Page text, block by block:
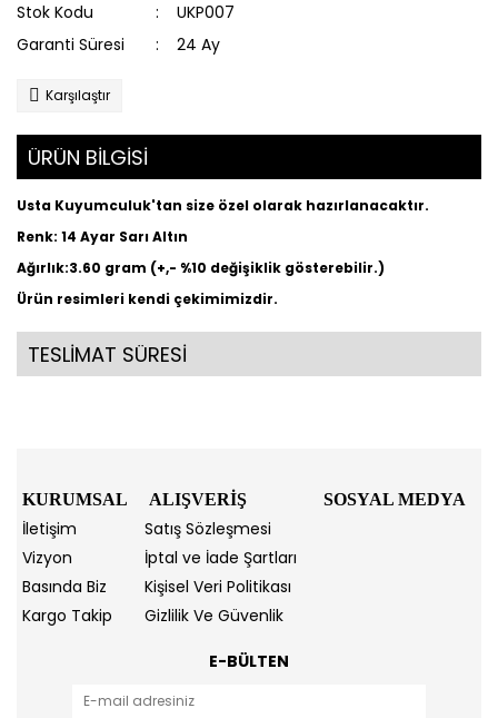
Stok Kodu
UKP007
Garanti Süresi
24 Ay
Karşılaştır
ÜRÜN BİLGİSİ
Usta Kuyumculuk'tan size özel olarak hazırlanacaktır.
Renk: 14 Ayar Sarı Altın
Ağırlık:3.60 gram (+,- %10 değişiklik gösterebilir.)
Ürün resimleri kendi çekimimizdir.
TESLİMAT SÜRESİ
KURUMSAL ALIŞVERİŞ SOSYAL MEDYA
İletişim
Satış Sözleşmesi
Vizyon
İptal ve İade Şartları
Basında Biz
Kişisel Veri Politikası
Kargo Takip
Gizlilik Ve Güvenlik
E-BÜLTEN